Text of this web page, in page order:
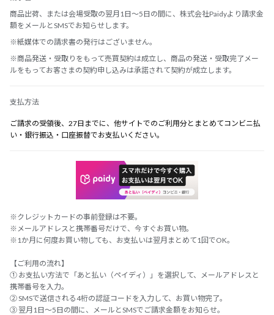
商品出荷、または会場受取の翌月1日～5日の間に、株式会社Paidyより請求金
額をメールとSMSでお知らせします。
※紙媒体での請求書の発行はございません。
※商品発送・受取りをもって売買契約は成立し、商品の発送・受取完了メー
ルをもってお客さまの契約申し込みは承諾されて契約が成立します。
支払方法
ご請求の受領後、27日までに、他サイトでのご利用分とまとめてコンビニ払
い・銀行振込・口座振替でお支払いください。
※クレジットカードの事前登録は不要。
※メールアドレスと携帯番号だけで、今すぐお買い物。
※1か月に何度お買い物しても、お支払いは翌月まとめて1回でOK。
【ご利用の流れ】
① お支払い方法で「あと払い（ペイディ）」を選択して、メールアドレスと
携帯番号を入力。
② SMSで送信される4桁の認証コードを入力して、お買い物完了。
③ 翌月1日～5日の間に、メールとSMSでご請求金額をお知らせ。